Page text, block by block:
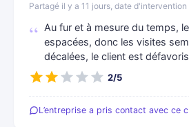
Partagé il y a 11 jours, date
Au fur et à mesure du temps,
espacées, donc les visites
décalées, le client est
2/5
L’entreprise a pris contact avec ce